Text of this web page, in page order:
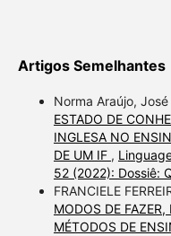
Artigos Semelhantes
Norma Araújo,
ESTADO DE
INGLESA NO
DE UM IF ,
52 (2022): Dossiê:
FRANCIELE
MODOS DE
MÉTODOS DE